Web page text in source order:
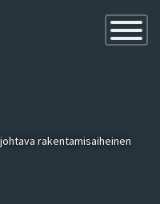
Toggle
rakentamisaiheinen